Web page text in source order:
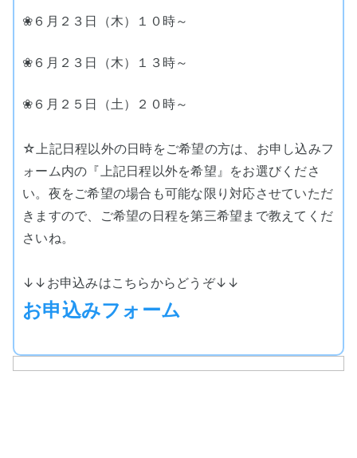
❀６月２３日（木）１０時～
❀６月２３日（木）１３時～
❀６月２５日（土）２０時～
☆上記日程以外の日時をご希望の方は、お申し込みフ
ォーム内の『上記日程以外を希望』をお選びくださ
い。夜をご希望の場合も可能な限り対応させていただ
きますので、ご希望の日程を第三希望まで教えてくだ
さいね。
↓↓お申込みはこちらからどうぞ↓↓
お申込みフォーム